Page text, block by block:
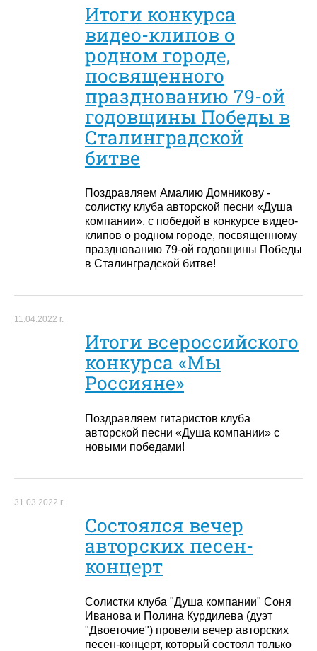
Итоги конкурса
видео-клипов о
родном городе,
посвященного
празднованию 79-ой
годовщины Победы в
Сталинградской
битве
Поздравляем Амалию Домникову -
солистку клуба авторской песни «Душа
компании», с победой в конкурсе видео-
клипов о родном городе, посвященному
празднованию 79-ой годовщины Победы
в Сталинградской битве!
11.04.2022 г.
Итоги всероссийского
конкурса «Мы
Россияне»
Поздравляем гитаристов клуба
авторской песни «Душа компании» с
новыми победами!
31.03.2022 г.
Состоялся вечер
авторских песен-
концерт
Солистки клуба "Душа компании" Соня
Иванова и Полина Курдилева (дуэт
"Двоеточие") провели вечер авторских
песен-концерт, который состоял только